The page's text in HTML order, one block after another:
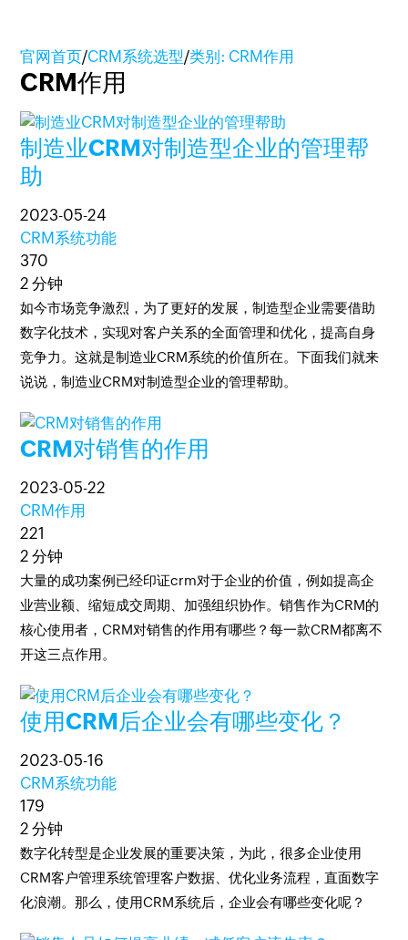
官网首页/CRM系统选型/类别: CRM作用
CRM作用
制造业CRM对制造型企业的管理帮
助
2023-05-24
CRM系统功能
370
2 分钟
如今市场竞争激烈，为了更好的发展，制造型企业需要借助
数字化技术，实现对客户关系的全面管理和优化，提高自身
竞争力。这就是制造业CRM系统的价值所在。下面我们就来
说说，制造业CRM对制造型企业的管理帮助。
CRM对销售的作用
2023-05-22
CRM作用
221
2 分钟
大量的成功案例已经印证crm对于企业的价值，例如提高企
业营业额、缩短成交周期、加强组织协作。销售作为CRM的
核心使用者，CRM对销售的作用有哪些？每一款CRM都离不
开这三点作用。
使用CRM后企业会有哪些变化？
2023-05-16
CRM系统功能
179
2 分钟
数字化转型是企业发展的重要决策，为此，很多企业使用
CRM客户管理系统管理客户数据、优化业务流程，直面数字
化浪潮。那么，使用CRM系统后，企业会有哪些变化呢？